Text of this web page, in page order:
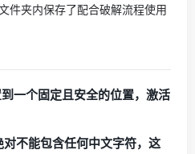
件夹内保存了配合破解流程使用
一个固定且安全的位置，激活
不能包含任何中文字符，这